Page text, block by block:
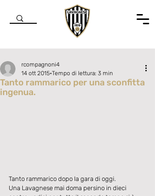
Tanto rammarico per una sconfitta
ingenua.
rcompagnoni4
14 ott 2015 Tempo di lettura: 3 min
Tanto rammarico dopo la gara di oggi.
Una Lavagnese mai doma persino in dieci